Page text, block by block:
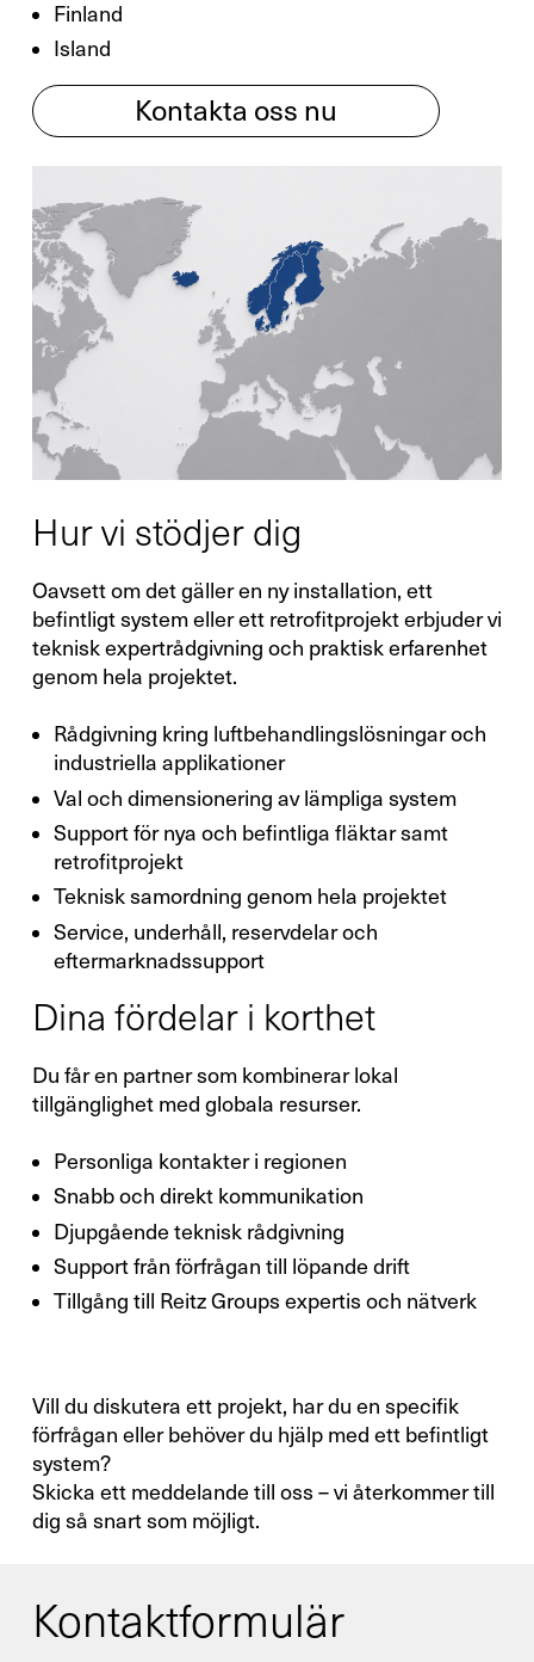
Finland
Island
Kontakta oss nu
Hur vi stödjer dig
Oavsett om det gäller en ny installation, ett
befintligt system eller ett retrofitprojekt erbjuder vi
teknisk expertrådgivning och praktisk erfarenhet
genom hela projektet.
Rådgivning kring luftbehandlingslösningar och
industriella applikationer
Val och dimensionering av lämpliga system
Support för nya och befintliga fläktar samt
retrofitprojekt
Teknisk samordning genom hela projektet
Service, underhåll, reservdelar och
eftermarknadssupport
Dina fördelar i korthet
Du får en partner som kombinerar lokal
tillgänglighet med globala resurser.
Personliga kontakter i regionen
Snabb och direkt kommunikation
Djupgående teknisk rådgivning
Support från förfrågan till löpande drift
Tillgång till Reitz Groups expertis och nätverk
Vill du diskutera ett projekt, har du en specifik
förfrågan eller behöver du hjälp med ett befintligt
system?
Skicka ett meddelande till oss – vi återkommer till
dig så snart som möjligt.
Kontaktformulär
Din kontakt
med oss
Du är välkommen att använda ett
kontaktformulär
och skicka oss din förfrågan.
Allmänt
Retrofit